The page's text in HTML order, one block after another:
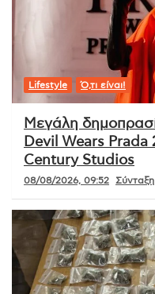
Lifestyle Ό,τι είναι!
Μεγάλη
Devil Wears Prada
Century Studios
08/08/2026, 09:52